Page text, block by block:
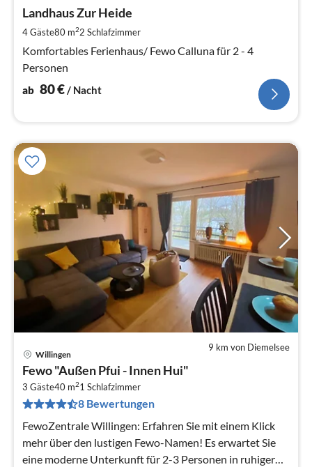
Landhaus Zur Heide
4 Gäste80 m22 Schlafzimmer
Komfortables Ferienhaus/ Fewo Calluna für 2 - 4
Personen
ab 80€/ Nacht
9 km von Diemelsee
Willingen
Fewo "Außen Pfui - Innen Hui"
3 Gäste40 m21 Schlafzimmer
8 Bewertungen
FewoZentrale Willingen: Erfahren Sie mit einem Klick
mehr über den lustigen Fewo-Namen! Es erwartet Sie
eine moderne Unterkunft für 2-3 Personen in ruhiger